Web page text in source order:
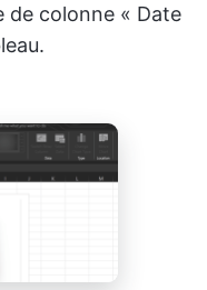
de colonne « Date